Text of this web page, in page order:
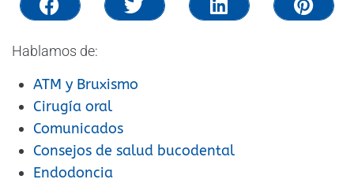
Hablamos de:
ATM y Bruxismo
Cirugía oral
Comunicados
Consejos de salud bucodental
Endodoncia